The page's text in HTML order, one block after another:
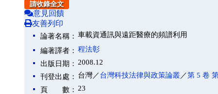
請收錄全文
意見回饋
友善列印
論著名稱： 車載資通訊與遠距醫療的頻譜利用
編著譯者： 程法彰
出版日期： 2008.12
刊登出處： 台灣／台灣科技法律與政策論叢／第 5 卷
頁 數： 23